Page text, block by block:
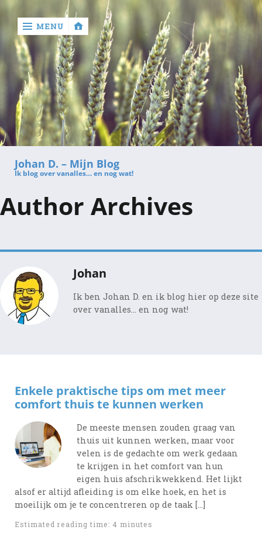
‹
return
Contact
MENU
Johan D. – Mijn Blog
Ik blog over vanalles… en nog wat!
Author Archives
Johan
Ik ben Johan D. en ik blog hier op deze site
over vanalles... en nog wat!
Enkele praktische tips om met meer
comfort thuis te kunnen werken
De meeste mensen zouden graag van
thuis uit kunnen werken, maar voor
velen is de gedachte om werk gedaan
te krijgen in het comfort van hun
eigen huis afschrikwekkend. Het lijkt
alsof er altijd afleiding is om elke hoek, en het is
moeilijk om je te concentreren op de taak […]
Estimated reading time: 4 minutes